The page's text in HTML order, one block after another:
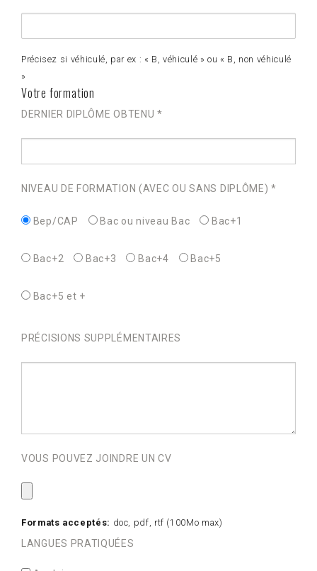
Précisez si véhiculé, par ex : « B, véhiculé » ou « B, non véhiculé
»
Votre formation
DERNIER DIPLÔME OBTENU *
NIVEAU DE FORMATION (AVEC OU SANS DIPLÔME) *
Bep/CAP Bac ou niveau Bac Bac+1
Bac+2 Bac+3 Bac+4 Bac+5
Bac+5 et +
PRÉCISIONS SUPPLÉMENTAIRES
VOUS POUVEZ JOINDRE UN CV
Formats acceptés: doc, pdf, rtf (100Mo max)
LANGUES PRATIQUÉES